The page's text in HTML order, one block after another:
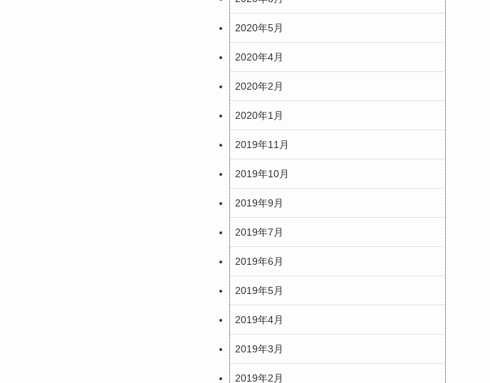
2020年5月
2020年4月
2020年2月
2020年1月
2019年11月
2019年10月
2019年9月
2019年7月
2019年6月
2019年5月
2019年4月
2019年3月
2019年2月